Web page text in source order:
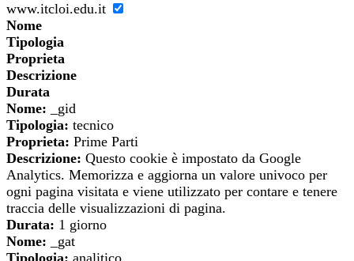
www.itcloi.edu.it
Nome
Tipologia
Proprieta
Descrizione
Durata
Nome: _gid
Tipologia: tecnico
Proprieta: Prime Parti
Descrizione: Questo cookie è impostato da Google
Analytics. Memorizza e aggiorna un valore univoco per
ogni pagina visitata e viene utilizzato per contare e tenere
traccia delle visualizzazioni di pagina.
Durata: 1 giorno
Nome: _gat